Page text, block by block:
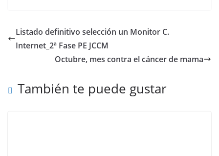
Listado definitivo selección un Monitor C.
Internet_2ª Fase PE JCCM
Octubre, mes contra el cáncer de mama
También te puede gustar